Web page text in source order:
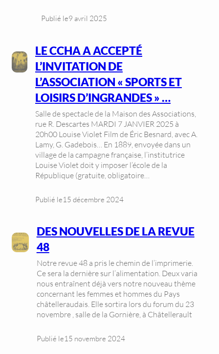
Publié le9 avril 2025
LE CCHA A ACCEPTÉ
L’INVITATION DE
L’ASSOCIATION « SPORTS ET
LOISIRS D’INGRANDES » …
Salle de spectacle de la Maison des Associations,
rue R. Descartes MARDI 7 JANVIER 2025 à
20h00 Louise Violet Film de Éric Besnard, avec A.
Lamy, G. Gadebois… En 1889, envoyée dans un
village de la campagne française, l’institutrice
Louise Violet doit y imposer l’école de la
République (gratuite, obligatoire…
Publié le15 décembre 2024
DES NOUVELLES DE LA REVUE
48
Notre revue 48 a pris le chemin de l’imprimerie.
Ce sera la dernière sur l’alimentation. Deux varia
nous entraînent déjà vers notre nouveau thème
concernant les femmes et hommes du Pays
châtelleraudais. Elle sortira lors du forum du 23
novembre , salle de la Gornière, à Châtellerault
Publié le15 novembre 2024